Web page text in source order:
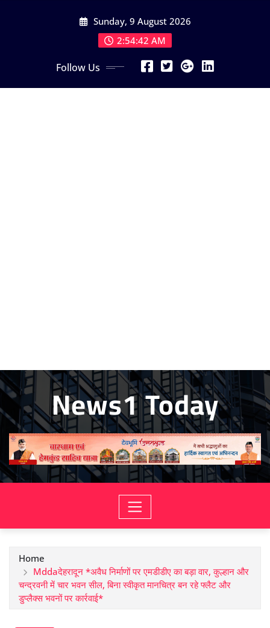
Sunday, 9 August 2026
2:54:44 AM
Follow Us
News1 Today
Home
Mddaदेहरादून *अवैध निर्माणों पर एमडीडीए का बड़ा वार, कुल्हान और
चन्द्रवनी में चार भवन सील, बिना स्वीकृत मानचित्र बन रहे फ्लैट और
डुप्लैक्स भवनों पर कार्रवाई*